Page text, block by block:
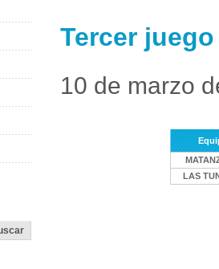
Tercer
10 de marzo
LAS